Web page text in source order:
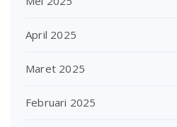
April 2025
Maret 2025
Februari 2025